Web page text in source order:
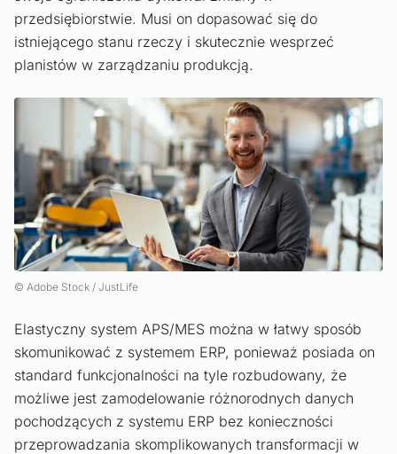
przedsiębiorstwie. Musi on dopasować się do
istniejącego stanu rzeczy i skutecznie wesprzeć
planistów w zarządzaniu produkcją.
Adobe Stock / JustLife
Elastyczny system APS/MES można w łatwy sposób
skomunikować z systemem ERP, ponieważ posiada on
standard funkcjonalności na tyle rozbudowany, że
możliwe jest zamodelowanie różnorodnych danych
pochodzących z systemu ERP bez konieczności
przeprowadzania skomplikowanych transformacji w